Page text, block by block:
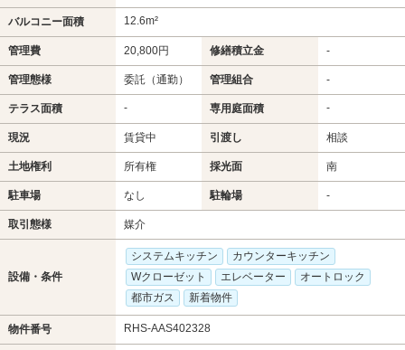
バルコニー面積 12.6m²
管理費 20,800円 修繕積立金 -
管理態様 委託（通勤） 管理組合 -
テラス面積 - 専用庭面積 -
現況 賃貸中 引渡し 相談
土地権利 所有権 採光面 南
駐車場 なし 駐輪場 -
取引態様 媒介
設備・条件
システムキッチン
カウンターキッチン
Wクローゼット
エレベーター
オートロック
都市ガス
新着物件
物件番号 RHS-AAS402328